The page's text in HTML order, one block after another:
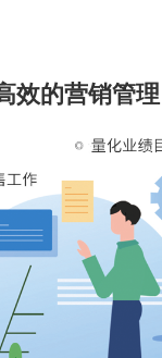
效的营销管理